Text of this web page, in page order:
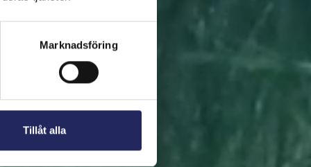
Marknadsföring
Tillåt alla
present. En bit av